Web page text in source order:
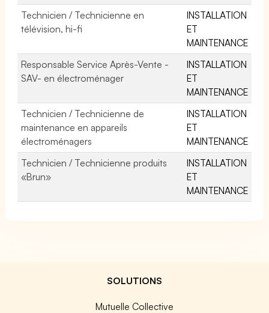
Technicien / Technicienne en
télévision, hi-fi
INSTALLATION
ET
MAINTENANCE
Responsable Service Après-Vente -
SAV- en électroménager
INSTALLATION
ET
MAINTENANCE
Technicien / Technicienne de
maintenance en appareils
électroménagers
INSTALLATION
ET
MAINTENANCE
Technicien / Technicienne produits
«Brun»
INSTALLATION
ET
MAINTENANCE
SOLUTIONS
Mutuelle Collective